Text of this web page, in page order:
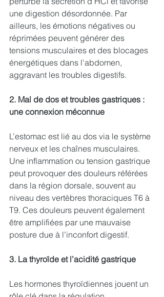
une digestion désordonnée. Par
ailleurs, les émotions négatives ou
réprimées peuvent générer des
tensions musculaires et des blocages
énergétiques dans l'abdomen,
aggravant les troubles digestifs.
2. Mal de dos et troubles gastriques :
une connexion méconnue
L’estomac est lié au dos via le système
nerveux et les chaînes musculaires.
Une inflammation ou tension gastrique
peut provoquer des douleurs référées
dans la région dorsale, souvent au
niveau des vertèbres thoraciques T6 à
T9. Ces douleurs peuvent également
être amplifiées par une mauvaise
posture due à l'inconfort digestif.
3. La thyroïde et l’acidité gastrique
Les hormones thyroïdiennes jouent un